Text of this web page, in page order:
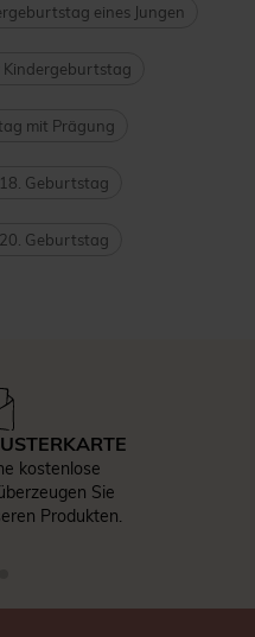
eines Jungen
mit Prägung
Geburtstag
Geburtstag
kostenlose
Sie
Produkten.